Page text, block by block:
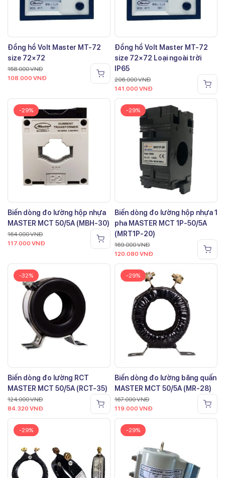
Đồng hồ Volt Master MT-72
size 72×72
158.000VNĐ
108.000 VNĐ
Đồng hồ Volt Master MT-72
size 72×72 Loại ngoài trời
IP65
206.000VNĐ
141.000 VNĐ
-29%
Biến dòng đo lường hộp nhựa
MASTER MCT 50/5A (MBH-30)
164.000VNĐ
117.000 VNĐ
-29%
Biến dòng đo lường hộp nhựa 1
pha MASTER MCT 1P-50/5A
(MRT1P-20)
169.000VNĐ
120.080 VNĐ
-32%
Biến dòng đo lường RCT
MASTER MCT 50/5A (RCT-35)
124.000VNĐ
84.320 VNĐ
-29%
Biến dòng đo lường băng quấn
MASTER MCT 50/5A (MR-28)
167.000VNĐ
119.000 VNĐ
-29% -29%